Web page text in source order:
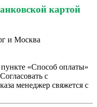
картой
и Москва
«Способ оплаты»
с
менеджер свяжется с